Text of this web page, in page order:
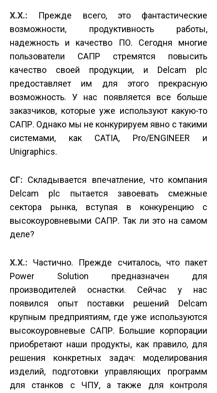
Х.Х.: Прежде всего, это фантастические
возможности, продуктивность работы,
надежность и качество ПО. Сегодня многие
пользователи САПР стремятся повысить
качество своей продукции, и Delcam plc
предоставляет им для этого прекрасную
возможность. У нас появляется все больше
заказчиков, которые уже используют какую-то
САПР. Однако мы не конкурируем явно с такими
системами, как CATIA, Pro/ENGINEER и
Unigraphics.
СГ: Складывается впечатление, что компания
Delcam plc пытается завоевать смежные
сектора рынка, вступая в конкуренцию с
высокоуровневыми САПР. Так ли это на самом
деле?
Х.Х.: Частично. Прежде считалось, что пакет
Power Solution предназначен для
производителей оснастки. Сейчас у нас
появился опыт поставки решений Delcam
крупным предприятиям, где уже используются
высокоуровневые САПР. Большие корпорации
приобретают наши продукты, как правило, для
решения конкретных задач: моделирования
изделий, подготовки управляющих программ
для станков с ЧПУ, а также для контроля